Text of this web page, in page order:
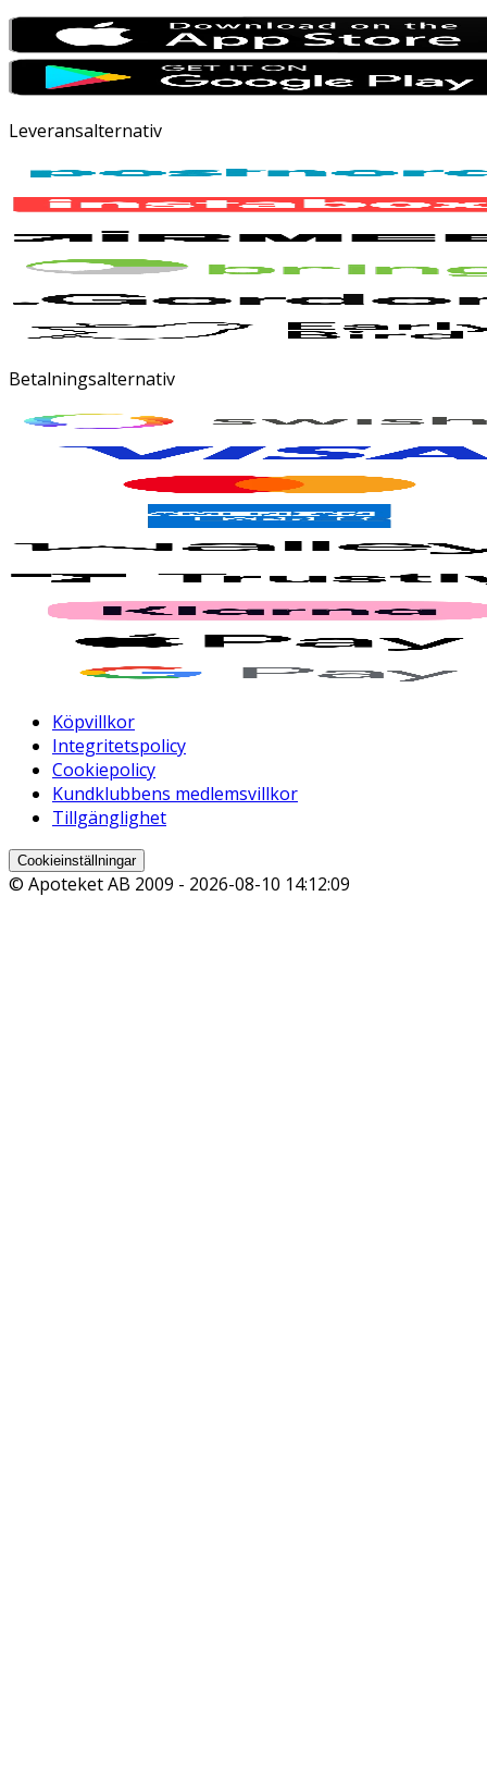
Leveransalternativ
Betalningsalternativ
Köpvillkor
Integritetspolicy
Cookiepolicy
Kundklubbens medlemsvillkor
Tillgänglighet
Cookieinställningar
© Apoteket AB 2009 - 2026-08-10 14:12:09